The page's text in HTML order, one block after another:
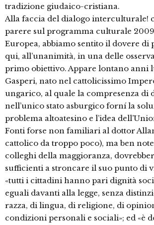
tradizione giudaico-cristiana.
Alla faccia del dialogo interculturale!
parere sul programma culturale
Europea, abbiamo sentito il dovere di
qui, all’unanimità, in una delle
primo obiettivo. Appare lontano anni
Gasperi, nato nel cattolicissimo
ungarico, al quale la compresenza di
nell’unico stato asburgico forní la
problema altoatesino e l’idea
Fonti forse non familiari al dottor
cattolico da troppo poco), ma ben
colleghi della maggioranza,
sufficienti a stroncare il suo punto di
«tutti i cittadini hanno pari dignità
eguali davanti alla legge, senza
razza, di lingua, di religione, di
condizioni personali e sociali»; ed «è